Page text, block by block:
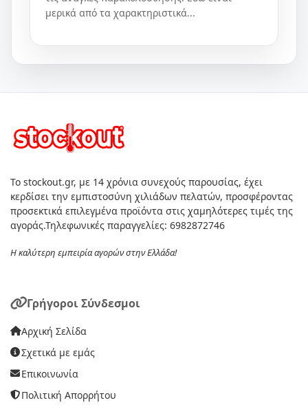
μερικά από τα χαρακτηριστικά...
Το stockout.gr, με 14 χρόνια συνεχούς παρουσίας, έχει
κερδίσει την εμπιστοσύνη χιλιάδων πελατών, προσφέροντας
προσεκτικά επιλεγμένα προϊόντα στις χαμηλότερες τιμές της
αγοράς.Τηλεφωνικές παραγγελίες: 6982872746
Η καλύτερη εμπειρία αγορών στην Ελλάδα!
Γρήγοροι Σύνδεσμοι
Αρχική Σελίδα
Σχετικά με εμάς
Επικοινωνία
Πολιτική Απορρήτου